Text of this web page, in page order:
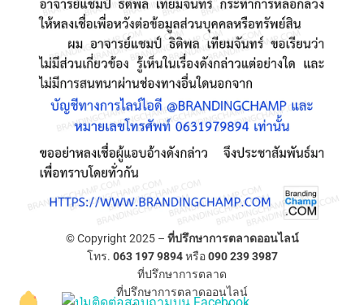
© Copyright 2025 – ที่ปรึกษาการตลาดออนไลน์
โทร. 063 197 9894หรือ090 239 3987
ที่ปรึกษาการตลาด
ที่ปรึกษาการตลาดออนไลน์